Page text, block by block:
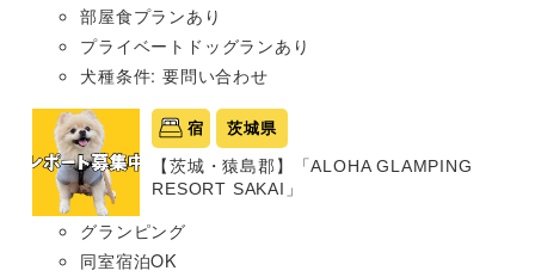
部屋食プランあり
プライベートドッグランあり
犬種条件: 要問い合わせ
宿 茨城県
【茨城・猿島郡】「ALOHA GLAMPING
RESORT SAKAI」
グランピング
同室宿泊OK